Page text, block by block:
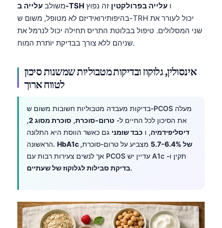
משולבעלייה ב-TSH ו עלייה בפרולקטין זה נפוץ
בהיפותירואידיזם לא מטופל, משום ש-TRH יכול לעורר את
שני המסלולים. טיפול בבלוטת התריס תחילה יכול לנרמל את
שניהם ללא צורך בבדיקת יותרת המוח.
אינסולין, גלוקוז ובדיקות מטבוליות שמשנות סיכון
לטווח ארוך
בדיקות מעבדה מטבוליות חשובות משום ש-PCOS מעלה
את הסיכון לכל החיים ל- טרום-סוכרת, סוכרת מסוג 2
,
דיסליפידמיה, ו כבד שומני גם כאשר הווסת היא התלונה
הראשונה.
HbA1c של 5.7-6.4%
מצביע על טרום-סוכרת,
אך לנשים צעירות רבות עם PCOS עדיין יש A1c תקין ו-
בדיקת סבילות לגלוקוז של שעתיים.
Norsk bokmål